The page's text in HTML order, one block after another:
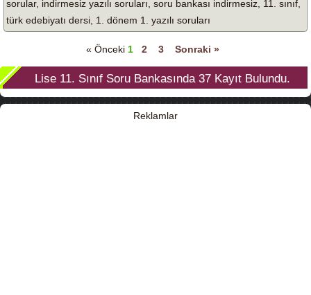
sorular, indirmesiz yazılı soruları, soru bankası indirmesiz, 11. sınıf,
türk edebiyatı dersi, 1. dönem 1. yazılı soruları
« Önceki 1 2 3 Sonraki »
Lise 11. Sınıf Soru Bankasında 37 Kayıt Bulundu.
Reklamlar